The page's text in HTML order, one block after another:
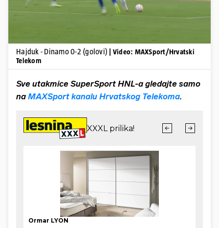
Hajduk - Dinamo 0-2 (golovi)
| Video: MAXSport/Hrvatski
Telekom
Sve utakmice SuperSport HNL-a gledajte samo
na MAXSport kanalu Hrvatskog Telekoma.